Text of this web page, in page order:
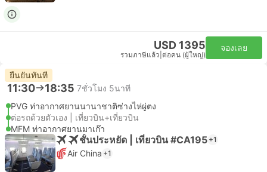
USD 1395
รวมภาษีแล้ว ต่อคน (ผู้ใหญ่)
จองเลย
ยืนยันทันที
11:30 18:35 7ชั่วโมง 5นาที
PVG ท่าอากาศยานนานาชาติซ่างไห่ผู่ตง
ต่อรถด้วยตัวเอง | เที่ยวบิน+เที่ยวบิน
MFM ท่าอากาศยานมาเก๊า
ชั้นประหยัด | เที่ยวบิน #CA195 +1
Air China +1